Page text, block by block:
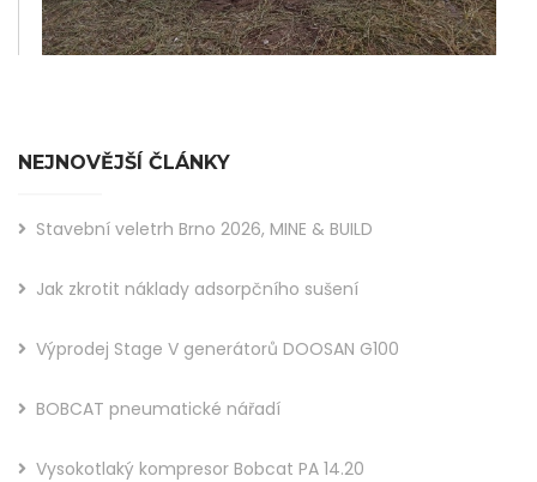
NEJNOVĚJŠÍ ČLÁNKY
Stavební veletrh Brno 2026, MINE & BUILD
Jak zkrotit náklady adsorpčního sušení
Výprodej Stage V generátorů DOOSAN G100
BOBCAT pneumatické nářadí
Vysokotlaký kompresor Bobcat PA 14.20